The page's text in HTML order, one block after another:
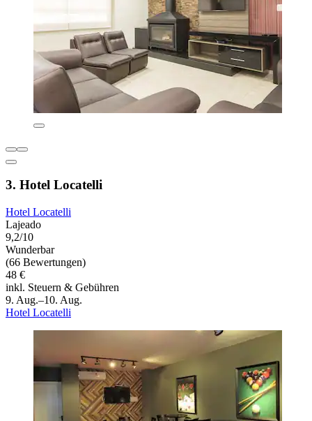
3. Hotel Locatelli
Hotel Locatelli
Lajeado
9,2/10
Wunderbar
(66 Bewertungen)
48 €
inkl. Steuern & Gebühren
9. Aug.–10. Aug.
Hotel Locatelli